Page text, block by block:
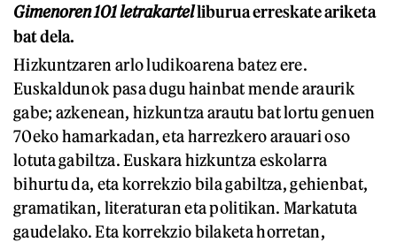
Gimenoren 101 letrakartelliburua erreskate ariketa
bat dela.
Hizkuntzaren arlo ludikoarena batez ere.
Euskaldunok pasa dugu hainbat mende araurik
gabe; azkenean, hizkuntza arautu bat lortu genuen
70eko hamarkadan, eta harrezkero arauari oso
lotuta gabiltza. Euskara hizkuntza eskolarra
bihurtu da, eta korrekzio bila gabiltza, gehienbat,
gramatikan, literaturan eta politikan. Markatuta
gaudelako. Eta korrekzio bilaketa horretan,